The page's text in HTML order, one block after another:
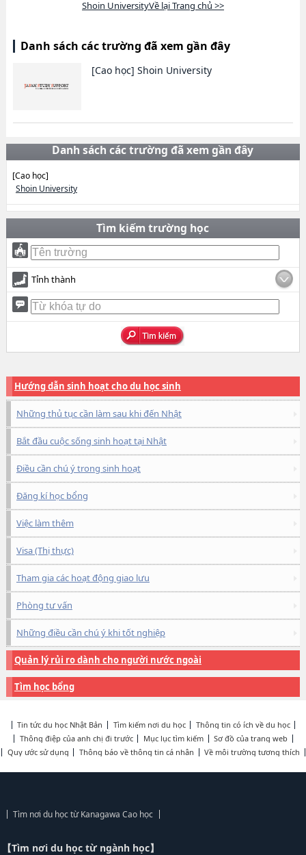
Shoin UniversityVề lại Trang chủ >>
Danh sách các trường đã xem gần đây
[Cao học] Shoin University
Danh sách các trường đã xem gần đây
[Cao học]
Shoin University
Tìm kiếm trường học
Tỉnh thành
Hướng dẫn sinh hoạt cho du học sinh
Những thủ tục cần làm sau khi đến Nhật
Bắt đầu cuộc sống sinh hoạt tại Nhật
Điều cần chú ý trong sinh hoạt
Đăng kí học bổng
Việc làm thêm
Visa (Thị thực)
Tham gia các hoạt động giao lưu
Phòng tư vấn
Những điều cần chú ý khi tốt nghiệp
Quản lý rủi ro dành cho người nước ngoài
Tìm học bổng
Tin tức du học Nhật Bản Tìm kiếm nơi du học
Thông tin có ích về du học
Thông điệp của anh chị đi trước
Mục lục tìm kiếm
Sơ đồ của trang web
Quy ước sử dụng
Thông báo về thông tin cá nhân Về môi trường tương thích
Tìm nơi du học từ Kanagawa Cao học
【Tìm nơi du học từ ngành học】